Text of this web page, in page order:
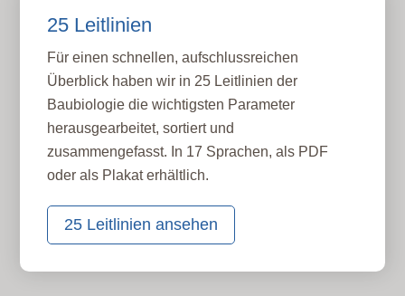
25 Leitlinien
Für einen schnellen, aufschlussreichen
Überblick haben wir in 25 Leitlinien der
Baubiologie die wichtigsten Parameter
herausgearbeitet, sortiert und
zusammengefasst. In 17 Sprachen, als PDF
oder als Plakat erhältlich.
25 Leitlinien ansehen